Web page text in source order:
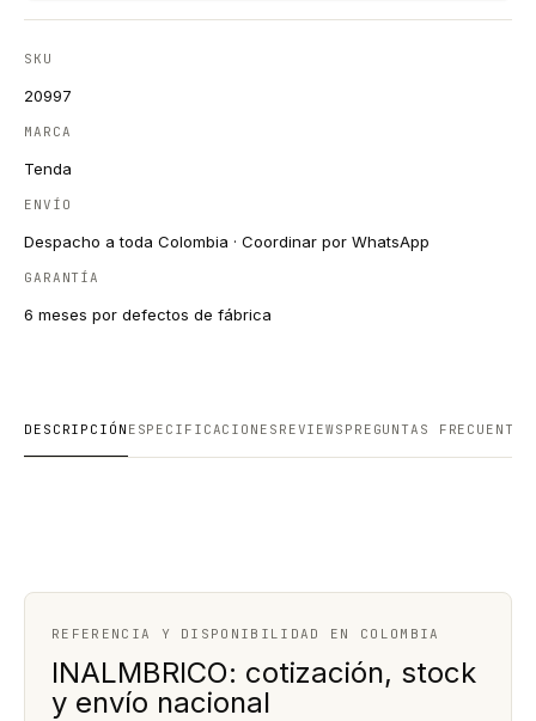
SKU
20997
MARCA
Tenda
ENVÍO
Despacho a toda Colombia · Coordinar por WhatsApp
GARANTÍA
6 meses por defectos de fábrica
DESCRIPCIÓN ESPECIFICACIONES REVIEWS PREGUNTAS FRECUENTES
REFERENCIA Y DISPONIBILIDAD EN COLOMBIA
INALMBRICO: cotización, stock
y envío nacional